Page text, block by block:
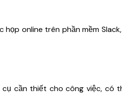
online trên phần mềm
cần thiết cho công việc, có